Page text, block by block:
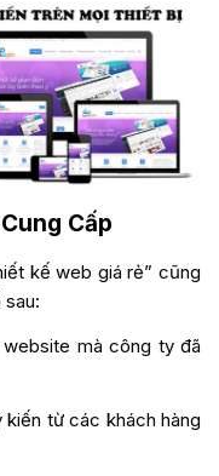
Cấp
kế web giá rẻ” cũng
mà công ty đã
kiến từ các khách hàng